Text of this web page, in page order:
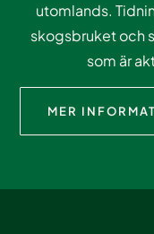
utomlands.
skogsbruket och
som är
MER